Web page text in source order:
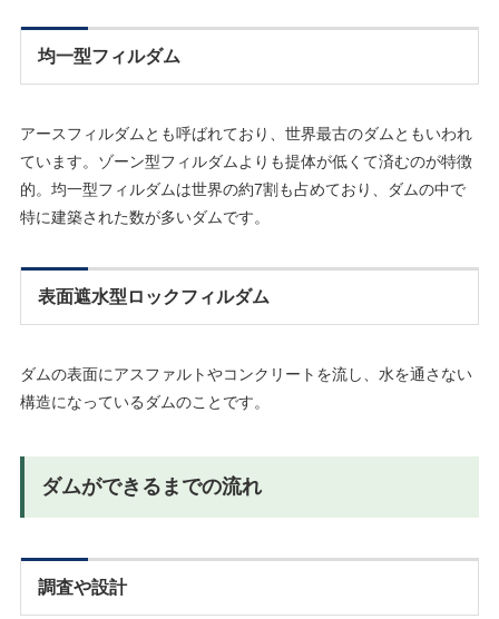
均一型フィルダム
アースフィルダムとも呼ばれており、世界最古のダムともいわれ
ています。ゾーン型フィルダムよりも提体が低くて済むのが特徴
的。均一型フィルダムは世界の約7割も占めており、ダムの中で
特に建築された数が多いダムです。
表面遮水型ロックフィルダム
ダムの表面にアスファルトやコンクリートを流し、水を通さない
構造になっているダムのことです。
ダムができるまでの流れ
調査や設計